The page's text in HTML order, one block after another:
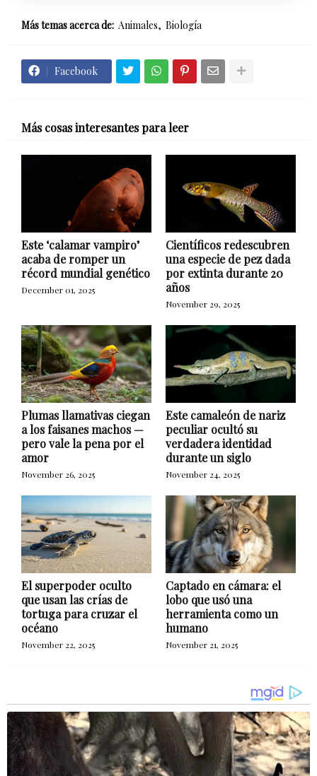
Más temas acerca de: Animales Biología
Facebook
Más cosas interesantes para leer
Este ‘calamar vampiro’
acaba de romper un
récord mundial genético
December 01, 2025
Científicos redescubren
una especie de pez dada
por extinta durante 20
años
November 29, 2025
Plumas llamativas ciegan
a los faisanes machos —
pero vale la pena por el
amor
November 26, 2025
Este camaleón de nariz
peculiar ocultó su
verdadera identidad
durante un siglo
November 24, 2025
El superpoder oculto
que usan las crías de
tortuga para cruzar el
océano
November 22, 2025
Captado en cámara: el
lobo que usó una
herramienta como un
humano
November 21, 2025